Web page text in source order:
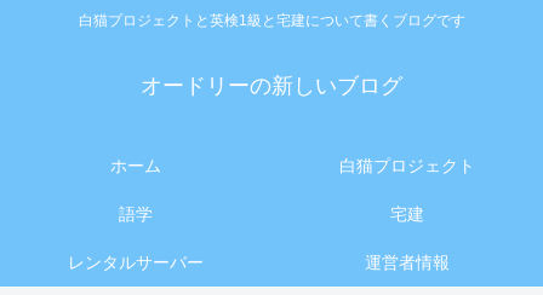
白猫プロジェクトと英検1級と宅建について書くブログです
オードリーの新しいブログ
ホーム 白猫プロジェクト
語学 宅建
レンタルサーバー 運営者情報